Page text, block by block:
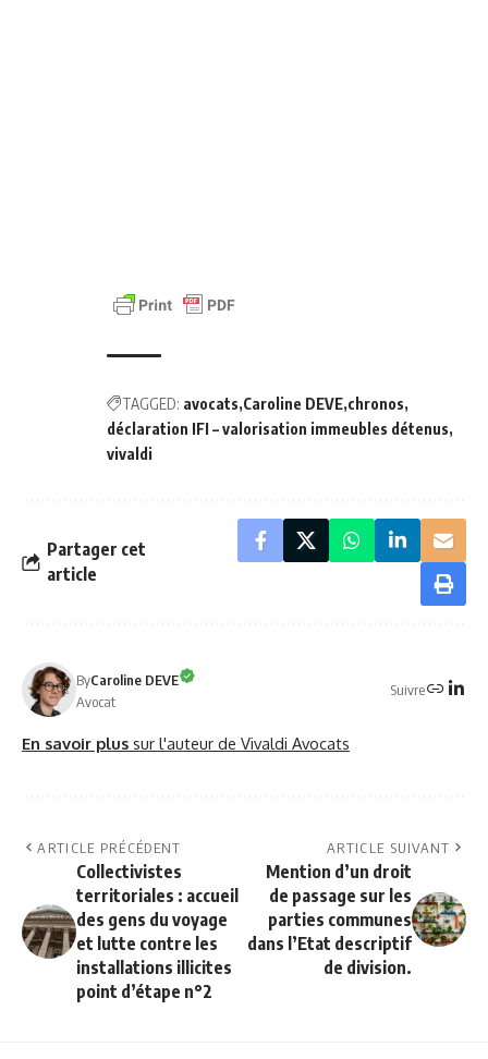
TAGGED: avocats Caroline DEVE chronos
déclaration IFI – valorisation immeubles détenus
vivaldi
Partager cet
article
ByCaroline DEVE
Avocat
Suivre
En savoir plus sur l'auteur de Vivaldi Avocats
ARTICLE PRÉCÉDENT
Collectivistes
territoriales : accueil
des gens du voyage
et lutte contre les
installations illicites
point d’étape n°2
ARTICLE SUIVANT
Mention d’un droit
de passage sur les
parties communes
dans l’Etat descriptif
de division.